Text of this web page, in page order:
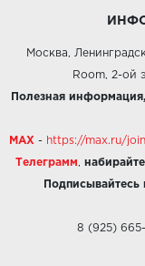
Москва,
Room, 2-ой
Полезная
MAX - https://max.ru/
Телеграмм
Подписывайтесь
8 (925)